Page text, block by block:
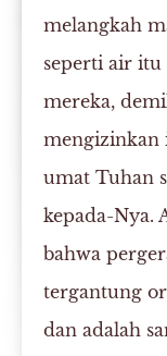
melangkah
seperti air itu
mereka,
mengizinkan
umat Tuhan
kepada-Nya.
bahwa
tergantung
dan adalah